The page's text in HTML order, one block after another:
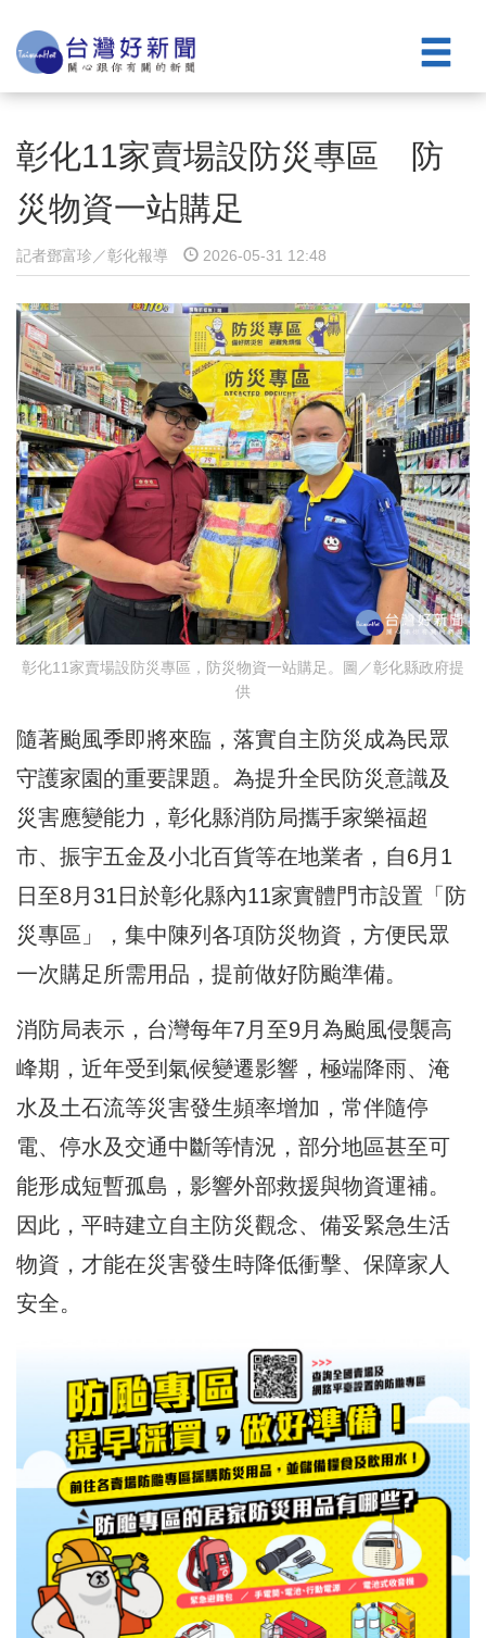
彰化11家賣場設防災專區 防
災物資一站購足
記者鄧富珍／彰化報導 2026-05-31 12:48
彰化11家賣場設防災專區，防災物資一站購足。圖／彰化縣政府提
供
隨著颱風季即將來臨，落實自主防災成為民眾
守護家園的重要課題。為提升全民防災意識及
災害應變能力，彰化縣消防局攜手家樂福超
市、振宇五金及小北百貨等在地業者，自6月1
日至8月31日於彰化縣內11家實體門市設置「防
災專區」，集中陳列各項防災物資，方便民眾
一次購足所需用品，提前做好防颱準備。
消防局表示，台灣每年7月至9月為颱風侵襲高
峰期，近年受到氣候變遷影響，極端降雨、淹
水及土石流等災害發生頻率增加，常伴隨停
電、停水及交通中斷等情況，部分地區甚至可
能形成短暫孤島，影響外部救援與物資運補。
因此，平時建立自主防災觀念、備妥緊急生活
物資，才能在災害發生時降低衝擊、保障家人
安全。